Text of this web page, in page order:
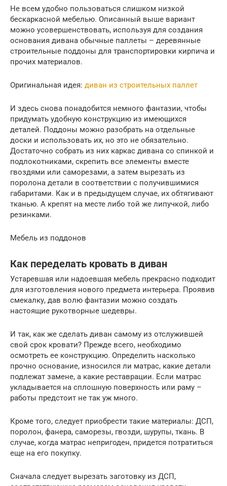
Не всем удобно пользоваться слишком низкой
бескаркасной мебелью. Описанный выше вариант
можно усовершенствовать, используя для создания
основания дивана обычные паллеты – деревянные
строительные поддоны для транспортировки кирпича и
прочих материалов.
Оригинальная идея: диван из строительных паллет
И здесь снова понадобится немного фантазии, чтобы
придумать удобную конструкцию из имеющихся
деталей. Поддоны можно разобрать на отдельные
доски и использовать их, но это не обязательно.
Достаточно собрать из них каркас дивана со спинкой и
подлокотниками, скрепить все элементы вместе
гвоздями или саморезами, а затем вырезать из
поролона детали в соответствии с получившимися
габаритами. Как и в предыдущем случае, их обтягивают
тканью. А крепят на месте либо той же липучкой, либо
резинками.
Мебель из поддонов
Как переделать кровать в диван
Устаревшая или надоевшая мебель прекрасно подходит
для изготовления нового предмета интерьера. Проявив
смекалку, дав волю фантазии можно создать
настоящие рукотворные шедевры.
И так, как же сделать диван самому из отслужившей
свой срок кровати? Прежде всего, необходимо
осмотреть ее конструкцию. Определить насколько
прочно основание, износился ли матрас, какие детали
подлежат замене, а какие реставрации. Если матрас
укладывается на сплошную поверхность или раму –
работы предстоит не так уж много.
Кроме того, следует приобрести такие материалы: ДСП,
поролон, фанера, саморезы, гвозди, шурупы, ткань. В
случае, когда матрас непригоден, придется потратиться
еще на его покупку.
Сначала следует вырезать заготовку из ДСП,